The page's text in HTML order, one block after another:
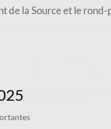
de la Source et le